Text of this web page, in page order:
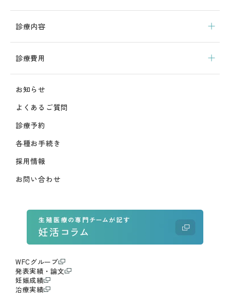
診療内容
診療費用
お知らせ
よくあるご質問
診療予約
各種お手続き
採用情報
お問い合わせ
WFCグループ
発表実績・論文
妊娠成績
治療実績